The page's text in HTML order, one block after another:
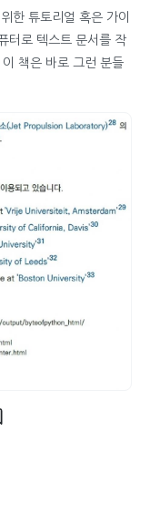
한 튜토리얼 혹은 가이
터로 텍스트 문서를 작
책은 바로 그런 분들